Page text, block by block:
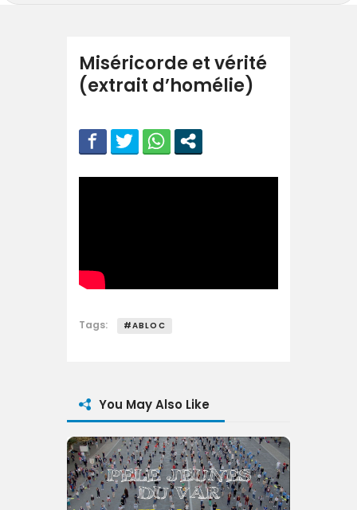
Nous aider
Miséricorde et vérité
(extrait d’homélie)
Tags: #ABLOC
You May Also Like